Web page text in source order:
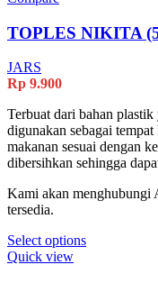
options
may
the
product
page
TOPLES NIKITA
JARS
Rp 9.900
Terbuat dari bahan
digunakan sebagai
makanan sesuai dengan
dibersihkan sehingga
Kami akan menghubungi
tersedia.
Select optionsThis
Quick view